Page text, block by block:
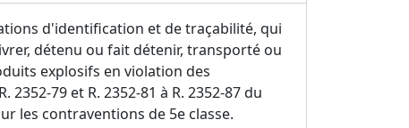
d'identification et de traçabilité, qui
détenu ou fait détenir, transporté ou
explosifs en violation des
2352-79 et R. 2352-81 à R. 2352-87 du
les contraventions de 5e classe.